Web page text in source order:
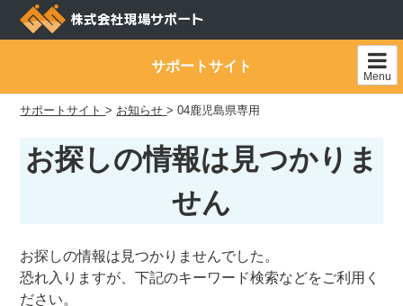
Skip
サポートサイト
Menu
サポートサイト > お知らせ >04鹿児島県専用
お探しの情報は見つかりま
せん
お探しの情報は見つかりませんでした。
恐れ入りますが、下記のキーワード検索などをご利用く
ださい。